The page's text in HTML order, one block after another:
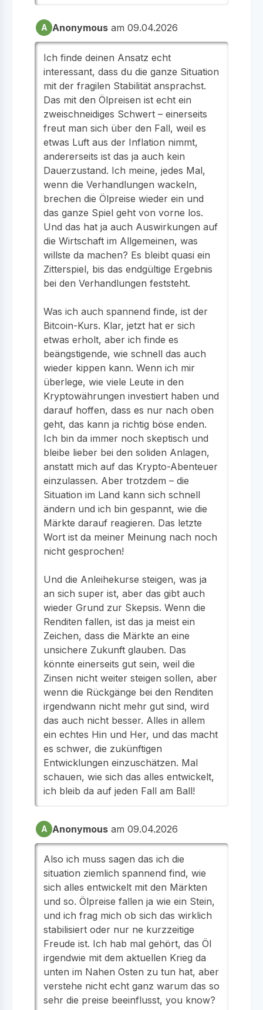
A Anonymous am 09.04.2026
Ich finde deinen Ansatz echt
interessant, dass du die ganze Situation
mit der fragilen Stabilität ansprachst.
Das mit den Ölpreisen ist echt ein
zweischneidiges Schwert – einerseits
freut man sich über den Fall, weil es
etwas Luft aus der Inflation nimmt,
andererseits ist das ja auch kein
Dauerzustand. Ich meine, jedes Mal,
wenn die Verhandlungen wackeln,
brechen die Ölpreise wieder ein und
das ganze Spiel geht von vorne los.
Und das hat ja auch Auswirkungen auf
die Wirtschaft im Allgemeinen, was
willste da machen? Es bleibt quasi ein
Zitterspiel, bis das endgültige Ergebnis
bei den Verhandlungen feststeht.
Was ich auch spannend finde, ist der
Bitcoin-Kurs. Klar, jetzt hat er sich
etwas erholt, aber ich finde es
beängstigende, wie schnell das auch
wieder kippen kann. Wenn ich mir
überlege, wie viele Leute in den
Kryptowährungen investiert haben und
darauf hoffen, dass es nur nach oben
geht, das kann ja richtig böse enden.
Ich bin da immer noch skeptisch und
bleibe lieber bei den soliden Anlagen,
anstatt mich auf das Krypto-Abenteuer
einzulassen. Aber trotzdem – die
Situation im Land kann sich schnell
ändern und ich bin gespannt, wie die
Märkte darauf reagieren. Das letzte
Wort ist da meiner Meinung nach noch
nicht gesprochen!
Und die Anleihekurse steigen, was ja
an sich super ist, aber das gibt auch
wieder Grund zur Skepsis. Wenn die
Renditen fallen, ist das ja meist ein
Zeichen, dass die Märkte an eine
unsichere Zukunft glauben. Das
könnte einerseits gut sein, weil die
Zinsen nicht weiter steigen sollen, aber
wenn die Rückgänge bei den Renditen
irgendwann nicht mehr gut sind, wird
das auch nicht besser. Alles in allem
ein echtes Hin und Her, und das macht
es schwer, die zukünftigen
Entwicklungen einzuschätzen. Mal
schauen, wie sich das alles entwickelt,
ich bleib da auf jeden Fall am Ball!
A Anonymous am 09.04.2026
Also ich muss sagen das ich die
situation ziemlich spannend find, wie
sich alles entwickelt mit den Märkten
und so. Ölpreise fallen ja wie ein Stein,
und ich frag mich ob sich das wirklich
stabilisiert oder nur ne kurzzeitige
Freude ist. Ich hab mal gehört, das Öl
irgendwie mit dem aktuellen Krieg da
unten im Nahen Osten zu tun hat, aber
verstehe nicht echt ganz warum das so
sehr die preise beeinflusst, you know?